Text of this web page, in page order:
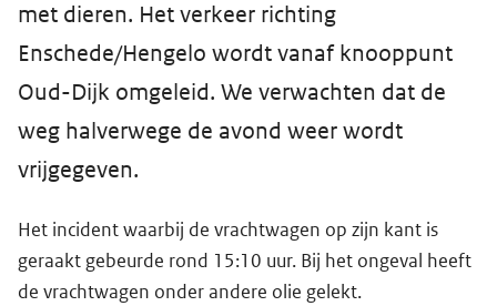
met dieren. Het verkeer richting
Enschede/Hengelo wordt vanaf knooppunt
Oud-Dijk omgeleid. We verwachten dat de
weg halverwege de avond weer wordt
vrijgegeven.
Het incident waarbij de vrachtwagen op zijn kant is
geraakt gebeurde rond 15:10 uur. Bij het ongeval heeft
de vrachtwagen onder andere olie gelekt.